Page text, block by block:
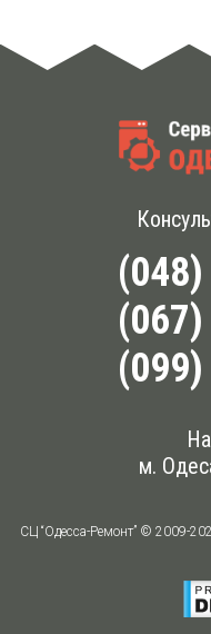
м.
СЦ “Одесса-Ремонт” © 2009-